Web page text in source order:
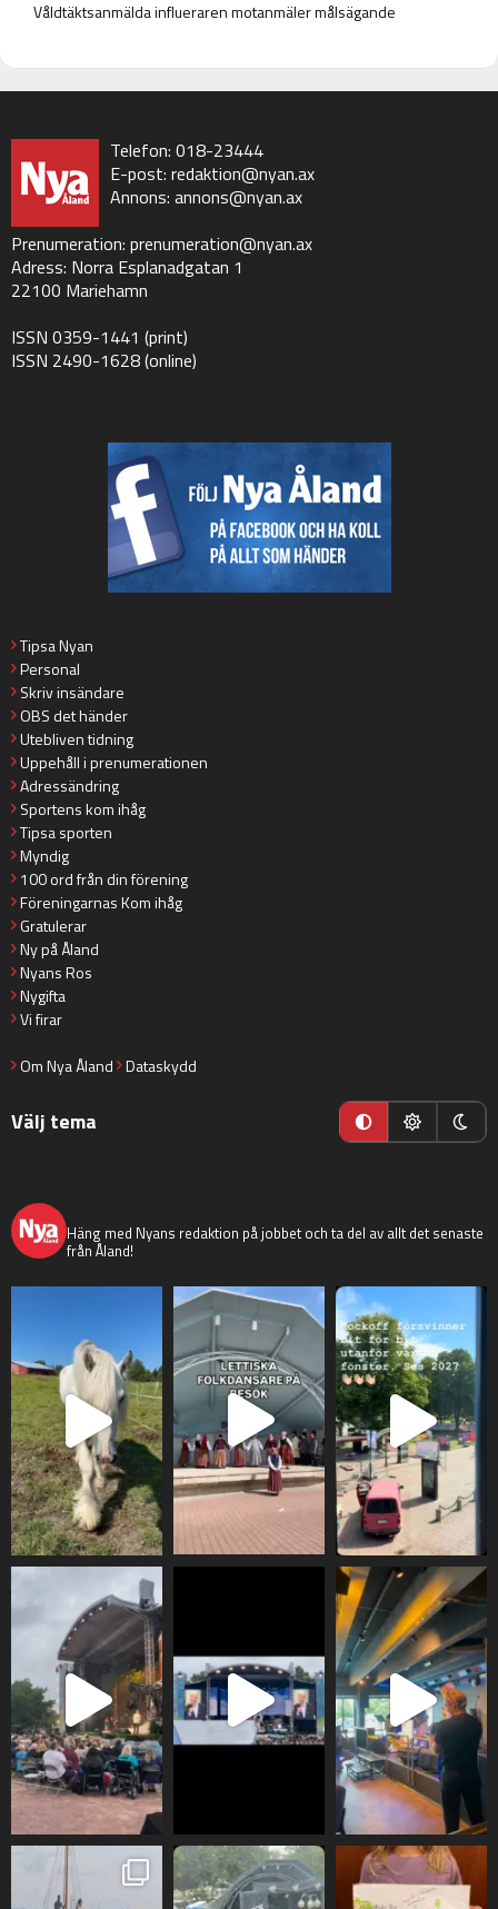
Våldtäktsanmälda influeraren motanmäler målsägande
Telefon: 018-23444
E-post: redaktion@nyan.ax
Annons: annons@nyan.ax
Prenumeration: prenumeration@nyan.ax
Adress: Norra Esplanadgatan 1
22100 Mariehamn
ISSN 0359-1441 (print)
ISSN 2490-1628 (online)
Tipsa Nyan
Personal
Skriv insändare
OBS det händer
Utebliven tidning
Uppehåll i prenumerationen
Adressändring
Sportens kom ihåg
Tipsa sporten
Myndig
100 ord från din förening
Föreningarnas Kom ihåg
Gratulerar
Ny på Åland
Nyans Ros
Nygifta
Vi firar
Om Nya Åland Dataskydd
Välj tema
Häng med Nyans redaktion på jobbet och ta del av allt det senaste
från Åland!